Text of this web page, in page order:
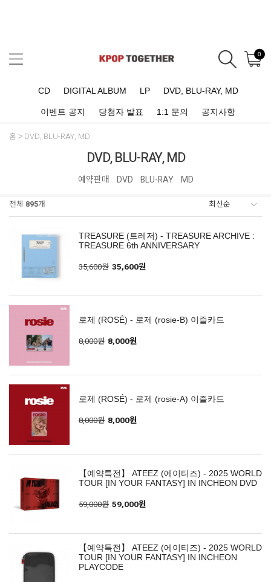
0
CD DIGITAL ALBUM LP DVD, BLU-RAY, MD
이벤트 공지 당첨자 발표 1:1 문의 공지사항
홈 DVD, BLU-RAY, MD
DVD, BLU-RAY, MD
예약판매 DVD BLU-RAY MD
전체 895개
TREASURE (트레저) - TREASURE ARCHIVE :
TREASURE 6th ANNIVERSARY
35,600원 35,600원
로제 (ROSÉ) - 로제 (rosie-B) 이즐카드
8,000원 8,000원
로제 (ROSÉ) - 로제 (rosie-A) 이즐카드
8,000원 8,000원
【예약특전】 ATEEZ (에이티즈) - 2025 WORLD
TOUR [IN YOUR FANTASY] IN INCHEON DVD
59,000원 59,000원
【예약특전】 ATEEZ (에이티즈) - 2025 WORLD
TOUR [IN YOUR FANTASY] IN INCHEON
PLAYCODE